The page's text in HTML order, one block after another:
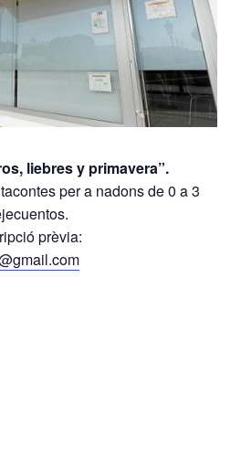
liebres y primavera”.
per a nadons de 0 a 3
prèvia: